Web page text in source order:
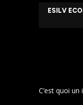
ESILV
C’est quoi un